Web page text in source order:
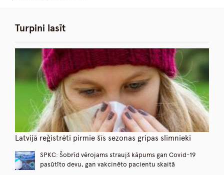
Turpini lasīt
Latvijā reģistrēti pirmie šīs sezonas gripas slimnieki
SPKC: Šobrīd vērojams straujš kāpums gan Covid-19
pasūtīto devu, gan vakcinēto pacientu skaitā